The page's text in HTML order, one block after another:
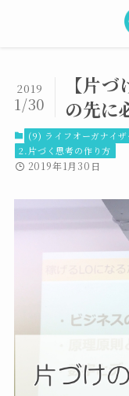
【片
の先に
2019
1/30
(9) ライフオーガナイザ
2.片づく思考の作り方
2019年1月30日